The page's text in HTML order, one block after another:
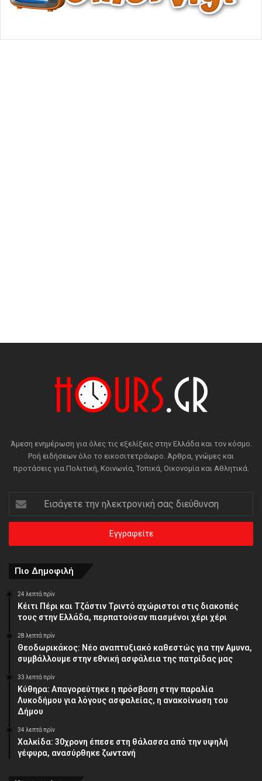
Άμεση ενημέρωση για όλες τις εξελίξεις στην Ελλάδα και τον κόσμο.
Ροή ειδήσεων όλο το εικοσιτετράωρο. Άρθρα, γνώμες και
προτάσεις για Πολιτική, Κοινωνία, Τοπικά, Οικονομία και Αθλητικά.
Εισάγετε
την
ηλεκτρονική
διεύθυνση
Πιο Δημοφιλή
24 λεπτά πρίν
Κέιτι Πέρι και Τζάστιν Τριντό αχώριστοι στις διακοπές
τους στην Ελλάδα, περπατούσαν πιασμένοι χέρι χέρι
28 λεπτά πρίν
Θεοδωρικάκος: Νέο αναπτυξιακό καθεστώς για την Αμυνα,
συμβάλλουμε στην εθνική ασφάλεια της πατρίδας μας
33 λεπτά πρίν
Κύθηρα: Απαγορεύτηκε η πρόσβαση στην παραλία
Λυκοδήμου για λόγους ασφαλείας, η ανακοίνωση του
Δήμου
34 λεπτά πρίν
Χαλκίδα: 30χρονη έπεσε στη θάλασσα από την υψηλή
γέφυρα, ανασύρθηκε ζωντανή